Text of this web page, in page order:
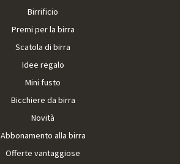
Birrificio
Premi per la birra
Scatola di birra
Idee regalo
Mini fusto
Bicchiere da birra
Novità
Abbonamento alla birra
Offerte vantaggiose